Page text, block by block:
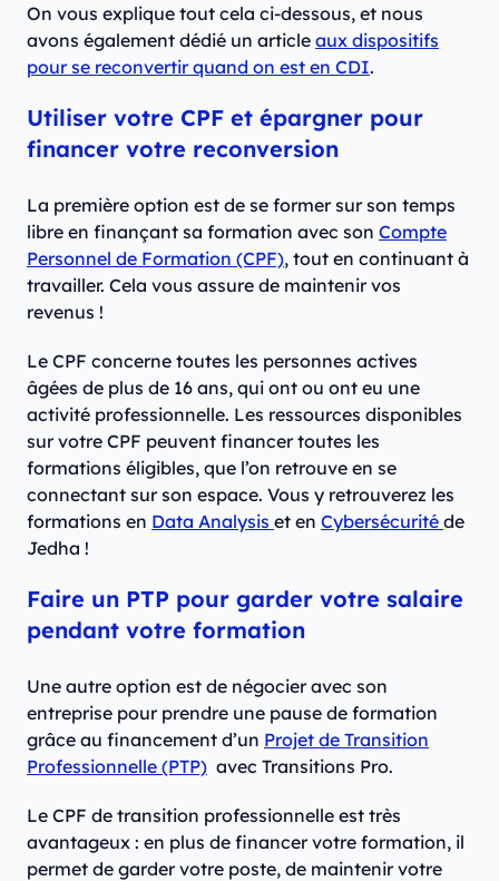
On vous explique tout cela ci-dessous, et nous
avons également dédié un article aux dispositifs
pour se reconvertir quand on est en CDI.
Utiliser votre CPF et épargner pour
financer votre reconversion
La première option est de se former sur son temps
libre en finançant sa formation avec son Compte
Personnel de Formation (CPF), tout en continuant à
travailler. Cela vous assure de maintenir vos
revenus !
Le CPF concerne toutes les personnes actives
âgées de plus de 16 ans, qui ont ou ont eu une
activité professionnelle. Les ressources disponibles
sur votre CPF peuvent financer toutes les
formations éligibles, que l’on retrouve en se
connectant sur son espace. Vous y retrouverez les
formations en Data Analysis et en Cybersécurité de
Jedha !
Faire un PTP pour garder votre salaire
pendant votre formation
Une autre option est de négocier avec son
entreprise pour prendre une pause de formation
grâce au financement d’un Projet de Transition
Professionnelle (PTP) avec Transitions Pro.
Le CPF de transition professionnelle est très
avantageux : en plus de financer votre formation, il
permet de garder votre poste, de maintenir votre